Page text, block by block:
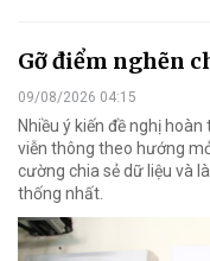
Gỡ điểm nghẽn
09/08/2026 04:15
Nhiều ý kiến đề nghị
viễn thông theo hướng
cường chia sẻ dữ liệu và
thống nhất.